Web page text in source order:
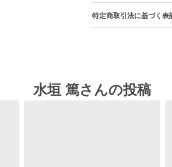
特定商取引法に基づく表
水垣 篤さんの投稿